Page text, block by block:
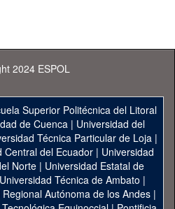
2024 ESPOL
Superior Politécnica del Litoral
de Cuenca| Universidad del
Técnica Particular de Loja|
Central del Ecuador| Universidad
Norte | Universidad Estatal de
Universidad Técnica de Ambato |
Autónoma de los Andes|